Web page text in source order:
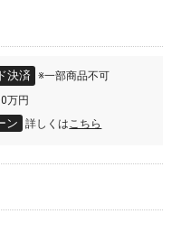
決済 ※一部商品不可
万円
ン 詳しくはこちら